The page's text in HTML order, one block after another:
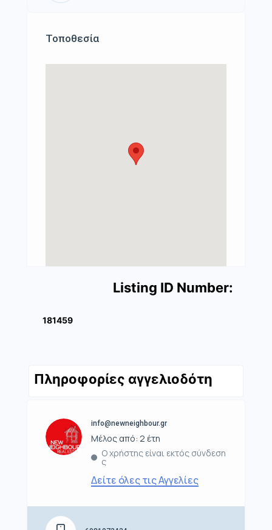
Τοποθεσία
Listing ID Number:
181459
Πληροφορίες αγγελιοδότη
info@newneighbour.gr
Μέλος από: 2 έτη
Ο χρήστης είναι εκτός σύνδεση
ς
Δείτε όλες τις Αγγελίες